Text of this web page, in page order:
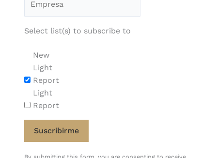
Select list(s) to subscribe to
New
Light
Report
Light
Report
Constant